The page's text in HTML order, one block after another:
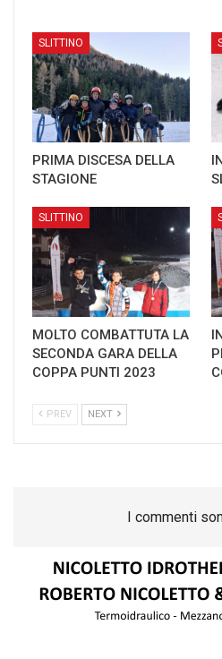
SLITTINO
PRIMA DISCESA DELLA
STAGIONE
SLITTINO
MOLTO COMBATTUTA LA
SECONDA GARA DELLA
COPPA PUNTI 2023
PREV NEXT
I commenti